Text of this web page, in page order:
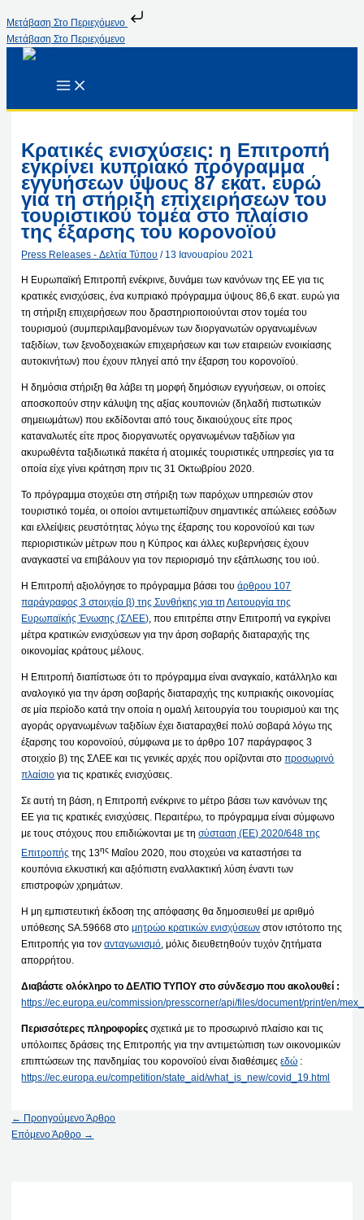
Μετάβαση Στο Περιεχόμενο
Μετάβαση Στο Περιεχόμενο
Κρατικές ενισχύσεις: η Επιτροπή
εγκρίνει κυπριακό πρόγραμμα
εγγυήσεων ύψους 87 εκατ. ευρώ
για τη στήριξη επιχειρήσεων του
τουριστικού τομέα στο πλαίσιο
της έξαρσης του κορονοϊού
Press Releases - Δελτία Τύπου / 13 Ιανουαρίου 2021
Η Ευρωπαϊκή Επιτροπή ενέκρινε, δυνάμει των κανόνων της ΕΕ για τις
κρατικές ενισχύσεις, ένα κυπριακό πρόγραμμα ύψους 86,6 εκατ. ευρώ για
τη στήριξη επιχειρήσεων που δραστηριοποιούνται στον τομέα του
τουρισμού (συμπεριλαμβανομένων των διοργανωτών οργανωμένων
ταξιδίων, των ξενοδοχειακών επιχειρήσεων και των εταιρειών ενοικίασης
αυτοκινήτων) που έχουν πληγεί από την έξαρση του κορονοϊού.
Η δημόσια στήριξη θα λάβει τη μορφή δημόσιων εγγυήσεων, οι οποίες
αποσκοπούν στην κάλυψη της αξίας κουπονιών (δηλαδή πιστωτικών
σημειωμάτων) που εκδίδονται από τους δικαιούχους είτε προς
καταναλωτές είτε προς διοργανωτές οργανωμένων ταξιδίων για
ακυρωθέντα ταξιδιωτικά πακέτα ή ατομικές τουριστικές υπηρεσίες για τα
οποία είχε γίνει κράτηση πριν τις 31 Οκτωβρίου 2020.
Το πρόγραμμα στοχεύει στη στήριξη των παρόχων υπηρεσιών στον
τουριστικό τομέα, οι οποίοι αντιμετωπίζουν σημαντικές απώλειες εσόδων
και ελλείψεις ρευστότητας λόγω της έξαρσης του κορονοϊού και των
περιοριστικών μέτρων που η Κύπρος και άλλες κυβερνήσεις έχουν
αναγκαστεί να επιβάλουν για τον περιορισμό την εξάπλωσης του ιού.
Η Επιτροπή αξιολόγησε το πρόγραμμα βάσει τουάρθρου 107
παράγραφος 3 στοιχείο β) της Συνθήκης για τη Λειτουργία της
Ευρωπαϊκής Ένωσης (ΣΛΕΕ), που επιτρέπει στην Επιτροπή να εγκρίνει
μέτρα κρατικών ενισχύσεων για την άρση σοβαρής διαταραχής της
οικονομίας κράτους μέλους.
Η Επιτροπή διαπίστωσε ότι το πρόγραμμα είναι αναγκαίο, κατάλληλο και
αναλογικό για την άρση σοβαρής διαταραχής της κυπριακής οικονομίας
σε μία περίοδο κατά την οποία η ομαλή λειτουργία του τουρισμού και της
αγοράς οργανωμένων ταξιδίων έχει διαταραχθεί πολύ σοβαρά λόγω της
έξαρσης του κορονοϊού, σύμφωνα με το άρθρο 107 παράγραφος 3
στοιχείο β) της ΣΛΕΕ και τις γενικές αρχές που ορίζονται στοπροσωρινό
πλαίσιο για τις κρατικές ενισχύσεις.
Σε αυτή τη βάση, η Επιτροπή ενέκρινε το μέτρο βάσει των κανόνων της
ΕΕ για τις κρατικές ενισχύσεις. Περαιτέρω, το πρόγραμμα είναι σύμφωνο
με τους στόχους που επιδιώκονται με τησύσταση (ΕΕ) 2020/648 της
Επιτροπής της 13ης Μαΐου 2020, που στοχεύει να καταστήσει τα
κουπόνια ελκυστική και αξιόπιστη εναλλακτική λύση έναντι των
επιστροφών χρημάτων.
Η μη εμπιστευτική έκδοση της απόφασης θα δημοσιευθεί με αριθμό
υπόθεσης SA.59668 στομητρώο κρατικών ενισχύσεων στον ιστότοπο της
Επιτροπής για τονανταγωνισμό, μόλις διευθετηθούν τυχόν ζητήματα
απορρήτου.
Διαβάστε ολόκληρο το ΔΕΛΤΙΟ ΤΥΠΟΥ στο σύνδεσμο που ακολουθεί :
https://ec.europa.eu/commission/presscorner/api/files/document/print/en/
Περισσότερες πληροφορίες σχετικά με το προσωρινό πλαίσιο και τις
υπόλοιπες δράσεις της Επιτροπής για την αντιμετώπιση των οικονομικών
επιπτώσεων της πανδημίας του κορονοϊού είναι διαθέσιμεςεδώ :
https://ec.europa.eu/competition/state_aid/what_is_new/covid_19.html
← Προηγούμενο Άρθρο
Επόμενο Άρθρο →